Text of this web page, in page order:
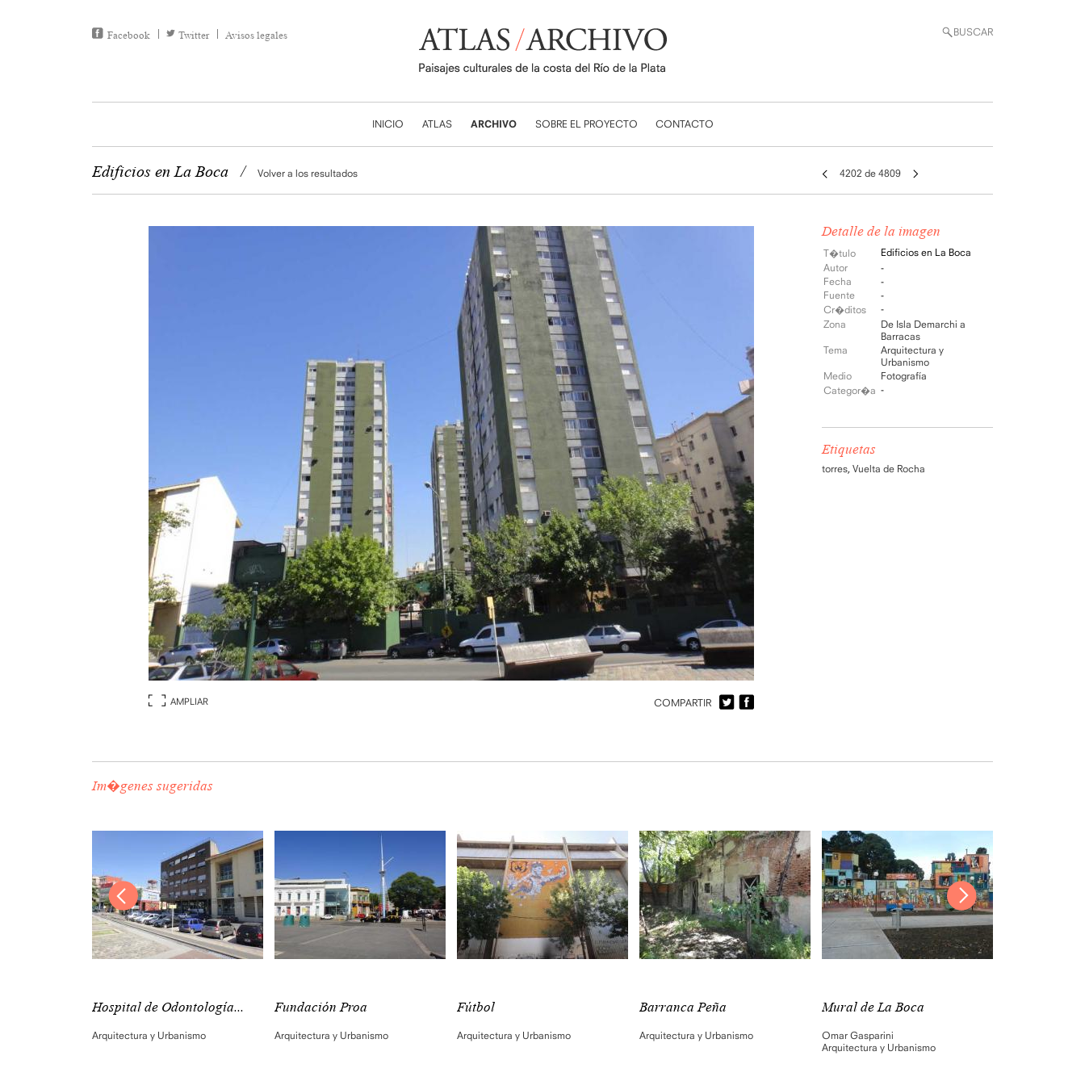
Facebook Twitter Avisos legales BUSCAR
INICIO ATLAS ARCHIVO SOBRE EL PROYECTO CONTACTO
Edificios en La Boca / Volver a los resultados 4202 de 4809
AMPLIAR COMPARTIR
Detalle de la imagen
T�tulo
Edificios en La Boca
Autor
-
Fecha
-
Fuente
-
Cr�ditos
-
Zona
De Isla Demarchi a
Barracas
Tema
Arquitectura y
Urbanismo
Medio
Fotografía
Categor�a -
Etiquetas
torres, Vuelta de Rocha
Im�genes sugeridas
Hospital de Odontología...
Arquitectura y Urbanismo
Fundación Proa
Arquitectura y Urbanismo
Fútbol
Arquitectura y Urbanismo
Barranca Peña
Arquitectura y Urbanismo
Mural de La Boca
Omar Gasparini
Arquitectura y Urbanismo